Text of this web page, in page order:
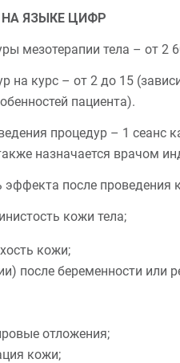
ЯЗЫКЕ ЦИФР
мезотерапии тела – от 2
на курс – от 2 до 15
пациента).
процедур – 1
назначается врачом
после проведения
кожи тела;
кожи;
после беременности или
отложения;
кожи;